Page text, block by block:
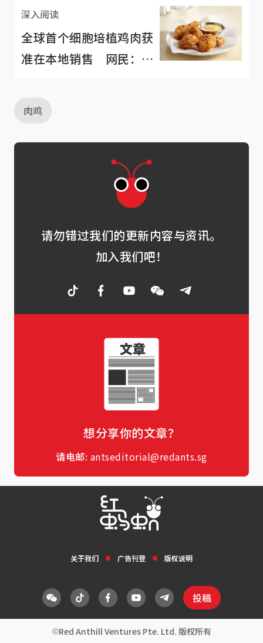
深入阅读
全球首个细胞培植鸡肉获
准在本地销售 网民：宁
肉鸡
请勿错过我们的更新内容与资讯。
加入我们吧！
想分享你的文章？
请电邮: antseditorial@redants.sg
关于我们 广告刊登 版权说明
投稿
Red Anthill Ventures Pte. Ltd. 版权所有